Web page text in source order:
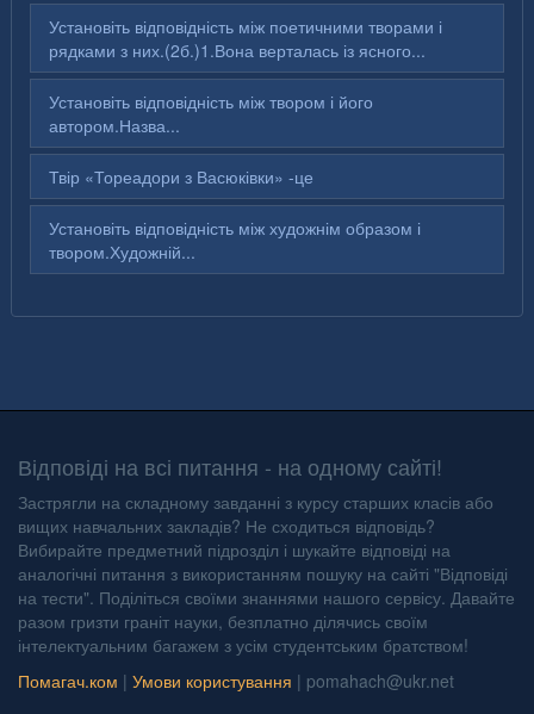
Установіть відповідність між поетичними творами і
рядками з них.(2б.)1.Вона верталась із ясного...
Установіть відповідність між твором і його
автором.Назва...
Твір «Тореадори з Васюківки» -це
Установіть відповідність між художнім образом і
твором.Художній...
Відповіді на всі питання - на одному сайті!
Застрягли на складному завданні з курсу старших класів або
вищих навчальних закладів? Не сходиться відповідь?
Вибирайте предметний підрозділ і шукайте відповіді на
аналогічні питання з використанням пошуку на сайті "Відповіді
на тести". Поділіться своїми знаннями нашого сервісу. Давайте
разом гризти граніт науки, безплатно ділячись своїм
інтелектуальним багажем з усім студентським братством!
Помагач.ком | Умови користування | pomahach@ukr.net